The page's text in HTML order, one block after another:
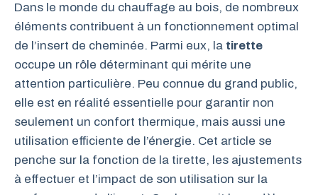
Dans le monde du chauffage au bois, de nombreux
éléments contribuent à un fonctionnement optimal
de l’insert de cheminée. Parmi eux, la tirette
occupe un rôle déterminant qui mérite une
attention particulière. Peu connue du grand public,
elle est en réalité essentielle pour garantir non
seulement un confort thermique, mais aussi une
utilisation efficiente de l’énergie. Cet article se
penche sur la fonction de la tirette, les ajustements
à effectuer et l’impact de son utilisation sur la